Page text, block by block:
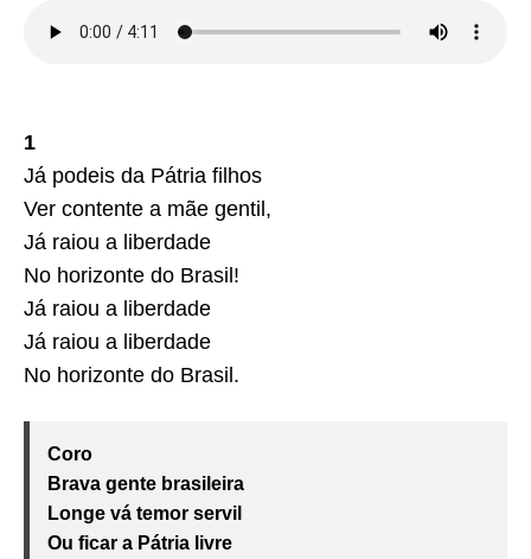
1
Já podeis da Pátria filhos
Ver contente a mãe gentil,
Já raiou a liberdade
No horizonte do Brasil!
Já raiou a liberdade
Já raiou a liberdade
No horizonte do Brasil.
Coro
Brava gente brasileira
Longe vá temor servil
Ou ficar a Pátria livre